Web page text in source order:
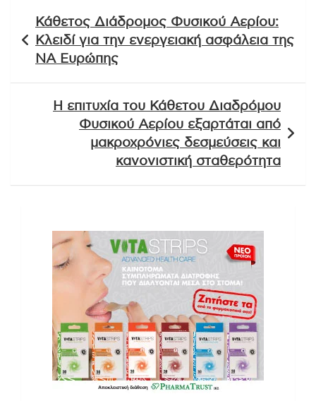
άρθρων
Κάθετος Διάδρομος Φυσικού Αερίου:
Κλειδί για την ενεργειακή ασφάλεια της
ΝΑ Ευρώπης
Η επιτυχία του Κάθετου Διαδρόμου
Φυσικού Αερίου εξαρτάται από
μακροχρόνιες δεσμεύσεις και
κανονιστική σταθερότητα